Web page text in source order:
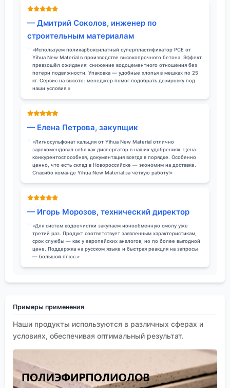
— Дмитрий Соколов, инженер по
строительным материалам
«Используем поликарбоксилатный суперпластификатор PCE от
Yihua New Material в производстве высокопрочного бетона. Эффект
превзошёл ожидания: снижение водоцементного отношения без
потери подвижности. Упаковка — удобные хлопья в мешках по 25
кг. Сервис на высоте: менеджер помог подобрать дозировку под
наши условия.»
— Елена Петрова, закупщик
«Лигносульфонат кальция от Yihua New Material отлично
зарекомендовал себя как диспергатор в наших удобрениях. Цена
конкурентоспособная, документация всегда в порядке. Особенно
ценно, что есть склад в Новороссийске — экономим на доставке.
Спасибо команде Yihua New Material за чёткую работу!»
— Игорь Морозов, технический директор
«Для систем водоочистки закупаем ионообменную смолу уже
третий раз. Продукт соответствует заявленным характеристикам,
срок службы — как у европейских аналогов, но по более выгодной
цене. Поддержка на русском языке и быстрая реакция на запросы
— большой плюс.»
Примеры применения
Наши продукты используются в различных сферах и
условиях, обеспечивая оптимальный результат.